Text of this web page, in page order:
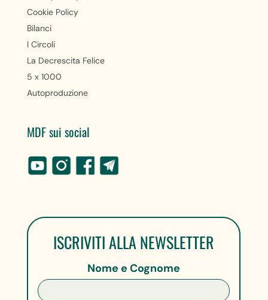
Cookie Policy
Bilanci
I Circoli
La Decrescita Felice
5 x 1000
Autoproduzione
MDF sui social
ISCRIVITI ALLA NEWSLETTER
Nome e Cognome